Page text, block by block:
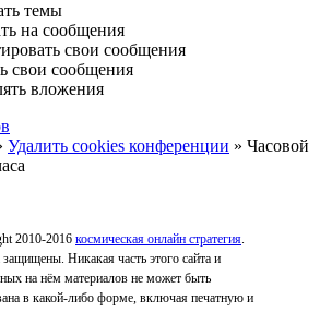
темы
на сообщения
свои сообщения
свои сообщения
вложения
Удалить cookies конференции » Часовой
2010-2016 космическая онлайн стратегия.
защищены. Никакая часть этого сайта и
на нём материалов не может быть
в какой-либо форме, включая печатную и